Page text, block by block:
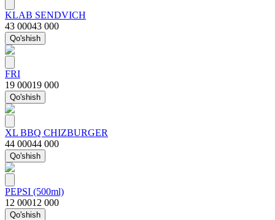
KLAB SENDVICH
43 00043 000
Qo'shish
FRI
19 00019 000
Qo'shish
XL BBQ CHIZBURGER
44 00044 000
Qo'shish
PEPSI (500ml)
12 00012 000
Qo'shish